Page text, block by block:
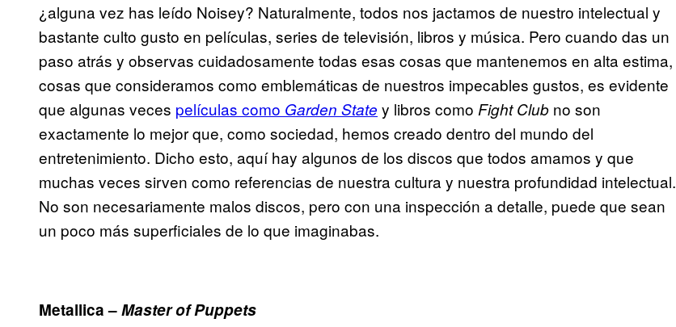
¿alguna vez has leído Noisey? Naturalmente, todos nos jactamos de nuestro intelectual y
bastante culto gusto en películas, series de televisión, libros y música. Pero cuando das un
paso atrás y observas cuidadosamente todas esas cosas que mantenemos en alta estima,
cosas que consideramos como emblemáticas de nuestros impecables gustos, es evidente
que algunas veces películas como Garden State y libros como Fight Club no son
exactamente lo mejor que, como sociedad, hemos creado dentro del mundo del
entretenimiento. Dicho esto, aquí hay algunos de los discos que todos amamos y que
muchas veces sirven como referencias de nuestra cultura y nuestra profundidad intelectual.
No son necesariamente malos discos, pero con una inspección a detalle, puede que sean
un poco más superficiales de lo que imaginabas.
Metallica –Master of Puppets